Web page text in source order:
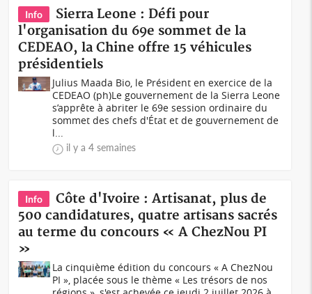
Info
Sierra Leone : Défi pour
l'organisation du 69e sommet de la
CEDEAO, la Chine offre 15 véhicules
présidentiels
Julius Maada Bio, le Président en exercice de la
CEDEAO (ph)Le gouvernement de la Sierra Leone
s’apprête à abriter le 69e session ordinaire du
sommet des chefs d'État et de gouvernement de
l...
il y a 4 semaines
Info
Côte d'Ivoire : Artisanat, plus de
500 candidatures, quatre artisans sacrés
au terme du concours « A ChezNou PI
»
La cinquième édition du concours « A ChezNou
PI », placée sous le thème « Les trésors de nos